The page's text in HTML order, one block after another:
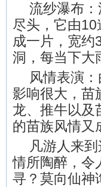
流纱瀑布
尽头，它由
成一片，宽约
洞，每当下大
风情表演
影响很大，苗
龙、推牛以及
的苗族风情又
凡游人来
情所陶醉，令
寻？莫向仙神